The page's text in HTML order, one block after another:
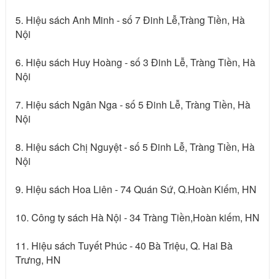
5. Hiệu sách Anh Minh - số 7 Đinh Lễ,Tràng Tiền, Hà
Nội
6. Hiệu sách Huy Hoàng - số 3 Đinh Lễ, Tràng Tiền, Hà
Nội
7. Hiệu sách Ngân Nga - số 5 Đinh Lễ, Tràng Tiền, Hà
Nội
8. Hiệu sách Chị Nguyệt - số 5 Đinh Lễ, Tràng Tiền, Hà
Nội
9. Hiệu sách Hoa Liên - 74 Quán Sứ, Q.Hoàn Kiếm, HN
10. Công ty sách Hà Nội - 34 Tràng Tiền,Hoàn kiếm, HN
11. Hiệu sách Tuyết Phúc - 40 Bà Triệu, Q. Hai Bà
Trưng, HN